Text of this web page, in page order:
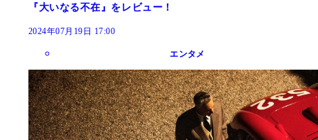
『大いなる不在』をレビュー！
2024年07月19日 17:00
エンタメ